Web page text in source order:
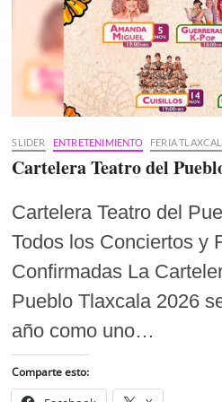
SLIDER ENTRETENIMIENTO FERIA
Cartelera Teatro del
Cartelera Teatro del
Todos los Conciertos y
Confirmadas La
Pueblo Tlaxcala 2026
año como uno…
Comparte esto: